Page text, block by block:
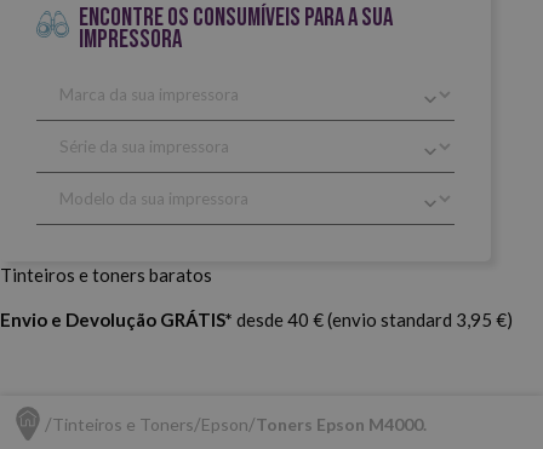
ENCONTRE OS CONSUMÍVEIS PARA A SUA
IMPRESSORA
Tinteiros e toners baratos
Envio e Devolução GRÁTIS* desde 40 € (envio standard 3,95 €)
Tinteiros e Toners Epson Toners Epson M4000.